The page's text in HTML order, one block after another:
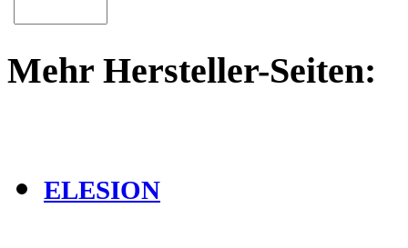
Mehr Hersteller-Seiten:
ELESION